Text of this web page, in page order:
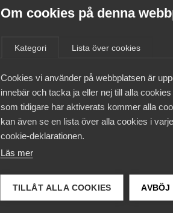
Om cookies på denna
Kategori Lista över cookies
Cookies vi använder på webbplatsen är
innebär och tacka ja eller nej till alla
som tidigare har aktiverats kommer alla
kan även se en lista över alla cookies i
cookie-deklarationen.
Läs mer
TILLÅT ALLA COOKIES AVBÖJ
Fredrik är ekonomie doktor i
Stockholm och en erfaren
varit vd för Handelns
Network.
Fredrik är ordförande för
forskarråd och
Fredrik driver ett
LTH/Fastighetsvetenskap.